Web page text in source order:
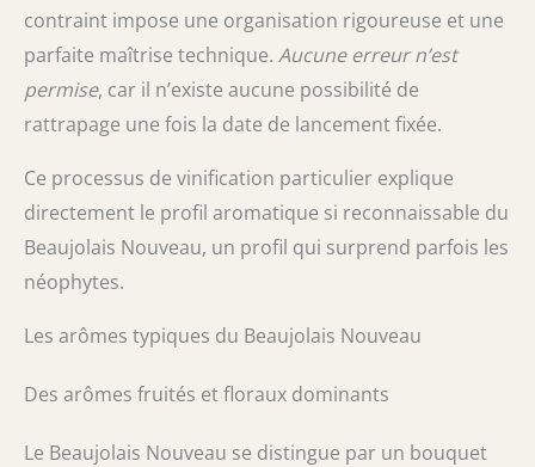
contraint impose une organisation rigoureuse et une
parfaite maîtrise technique. Aucune erreur n’est
permise, car il n’existe aucune possibilité de
rattrapage une fois la date de lancement fixée.
Ce processus de vinification particulier explique
directement le profil aromatique si reconnaissable du
Beaujolais Nouveau, un profil qui surprend parfois les
néophytes.
Les arômes typiques du Beaujolais Nouveau
Des arômes fruités et floraux dominants
Le Beaujolais Nouveau se distingue par un bouquet